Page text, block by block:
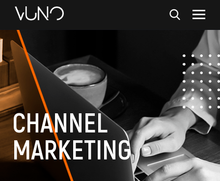
CHANNEL
MARKETING